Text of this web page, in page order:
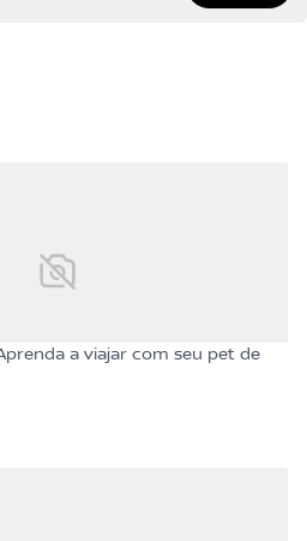
a viajar com seu pet de